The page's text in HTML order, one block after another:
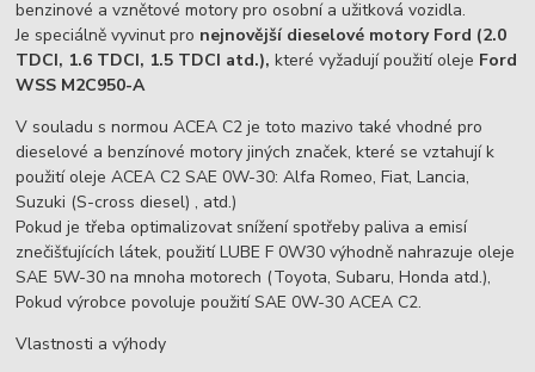
benzinové a vznětové motory pro osobní a užitková vozidla.
Je speciálně vyvinut pro nejnovější dieselové motory Ford (2.0
TDCI, 1.6 TDCI, 1.5 TDCI atd.),které vyžadují použití oleje Ford
WSS M2C950-A
V souladu s normou ACEA C2 je toto mazivo také vhodné pro
dieselové a benzínové motory jiných značek, které se vztahují k
použití oleje ACEA C2 SAE 0W-30: Alfa Romeo, Fiat, Lancia,
Suzuki (S-cross diesel) , atd.)
Pokud je třeba optimalizovat snížení spotřeby paliva a emisí
znečišťujících látek, použití LUBE F 0W30 výhodně nahrazuje oleje
SAE 5W-30 na mnoha motorech (Toyota, Subaru, Honda atd.),
Pokud výrobce povoluje použití SAE 0W-30 ACEA C2.
Vlastnosti a výhody